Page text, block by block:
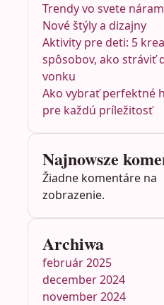
Trendy vo svete
Nové štýly a dizajny
Aktivity pre deti: 5
spôsobov, ako stráviť
vonku
Ako vybrať perfektné
pre každú príležitosť
Najnowsze
Žiadne komentáre na
zobrazenie.
Archiwa
február 2025
december 2024
november 2024